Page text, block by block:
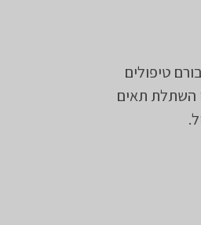
טיפולים
השתלת תאים